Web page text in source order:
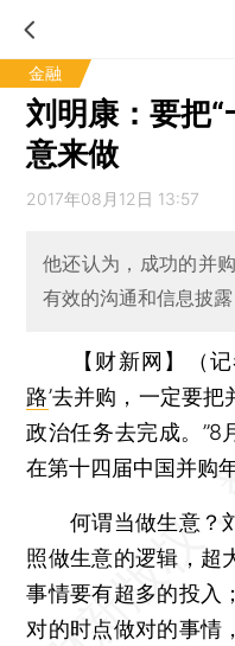
金融
刘明康：要把
意来做
2017年08月12日 13:57
他还认为，成功的并
有效的沟通和信息披
【财新网】（
路’去并购，一定要
政治任务去完成。”8
在第十四届中国并购
何谓当做生意？刘
照做生意的逻辑，超
事情要有超多的投入
对的时点做对的事情